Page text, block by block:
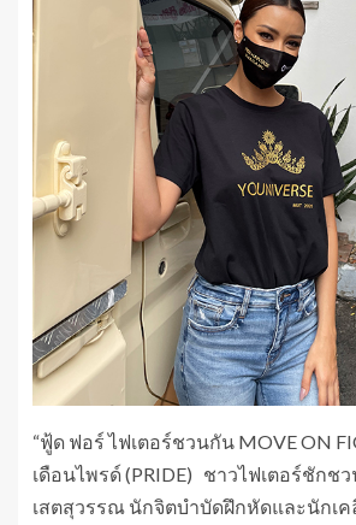
“ฟู้ด ฟอร์ ไฟเตอร์ชวนกัน MOVE ON
เดือนไพรด์ (PRIDE) ชาวไฟเตอร์ชักช
เสตสุวรรณ นักจิตบำบัดฝึกหัดและนักเ